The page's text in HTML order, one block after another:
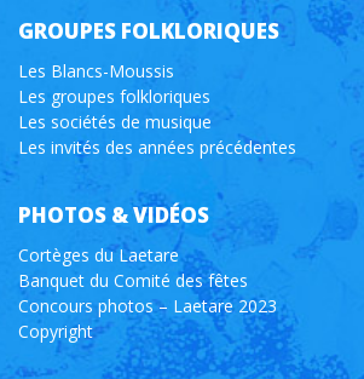
GROUPES FOLKLORIQUES
Les Blancs-Moussis
Les groupes folkloriques
Les sociétés de musique
Les invités des années précédentes
PHOTOS & VIDÉOS
Cortèges du Laetare
Banquet du Comité des fêtes
Concours photos – Laetare 2023
Copyright